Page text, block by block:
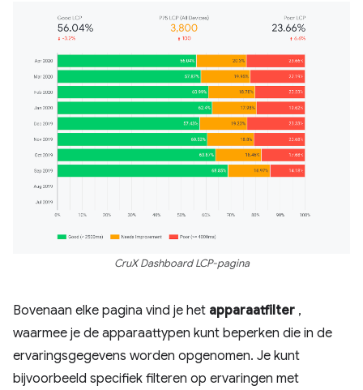
CruX Dashboard LCP-pagina
Bovenaan elke pagina vind je het apparaatfilter ,
waarmee je de apparaattypen kunt beperken die in de
ervaringsgegevens worden opgenomen. Je kunt
bijvoorbeeld specifiek filteren op ervaringen met